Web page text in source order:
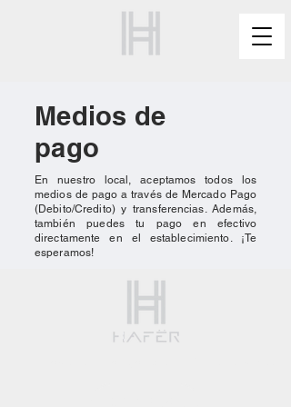
Medios de
pago
En nuestro local, aceptamos todos los
medios de pago a través de Mercado Pago
(Debito/Credito) y transferencias. Además,
también puedes tu pago en efectivo
directamente en el establecimiento. ¡Te
esperamos!